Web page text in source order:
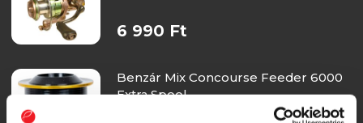
6 990 Ft
Benzár Mix Concourse Feeder 6000
Extra Spool